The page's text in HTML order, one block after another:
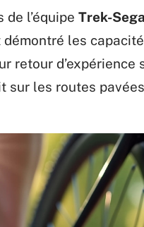
l’équipe Trek-
démontré les
retour
sur les routes